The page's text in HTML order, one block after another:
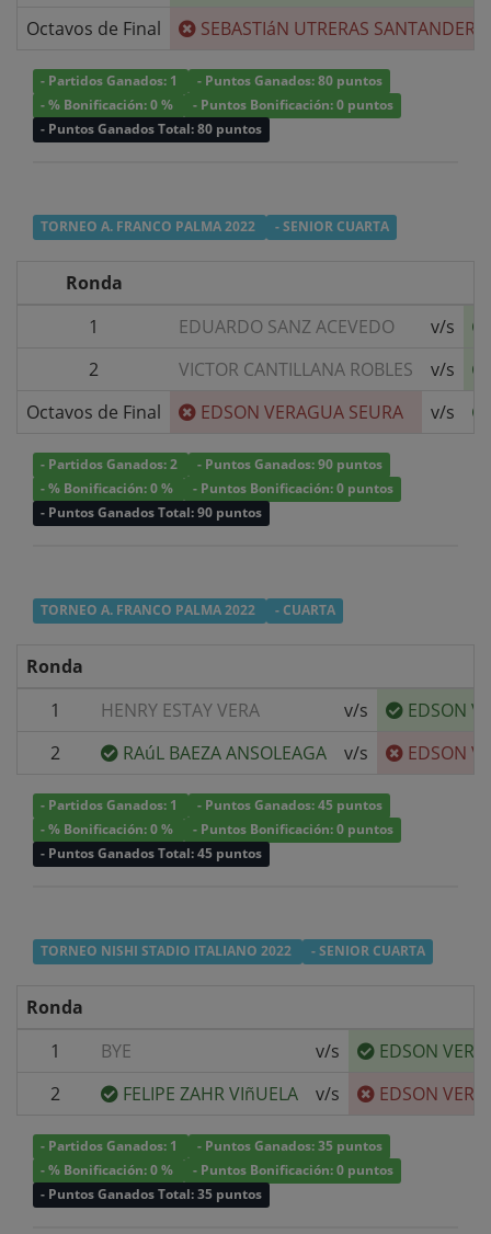
Octavos de Final
SEBASTIáN UTRERAS SANTANDER
- Partidos Ganados: 1
- Puntos Ganados: 80 puntos
- % Bonificación: 0 %
- Puntos Bonificación: 0 puntos
- Puntos Ganados Total: 80 puntos
TORNEO A. FRANCO PALMA 2022 - SENIOR CUARTA
Ronda
1
EDUARDO SANZ ACEVEDO
v/s
2
VICTOR CANTILLANA ROBLES
v/s
Octavos de Final
EDSON VERAGUA SEURA v/s
- Partidos Ganados: 2
- Puntos Ganados: 90 puntos
- % Bonificación: 0 %
- Puntos Bonificación: 0 puntos
- Puntos Ganados Total: 90 puntos
TORNEO A. FRANCO PALMA 2022 - CUARTA
Ronda
1
HENRY ESTAY VERA v/s
EDSON
2
RAúL BAEZA ANSOLEAGA v/s EDSON
- Partidos Ganados: 1
- Puntos Ganados: 45 puntos
- % Bonificación: 0 %
- Puntos Bonificación: 0 puntos
- Puntos Ganados Total: 45 puntos
TORNEO NISHI STADIO ITALIANO 2022 - SENIOR CUARTA
Ronda
1
BYE v/s
EDSON
2
FELIPE ZAHR VIñUELA v/s EDSON
- Partidos Ganados: 1
- Puntos Ganados: 35 puntos
- % Bonificación: 0 %
- Puntos Bonificación: 0 puntos
- Puntos Ganados Total: 35 puntos